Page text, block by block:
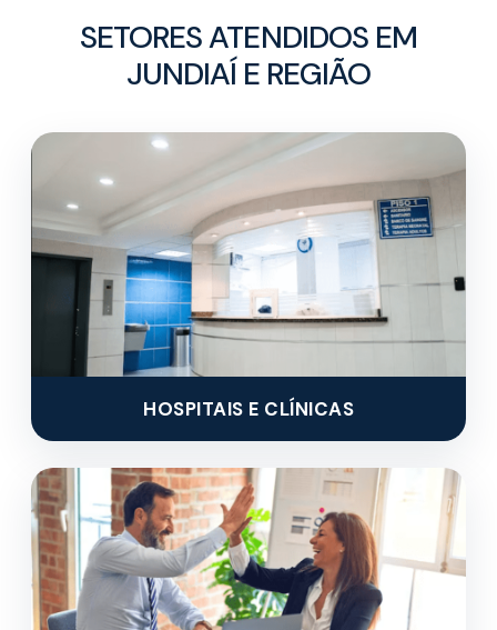
SETORES ATENDIDOS EM
JUNDIAÍ E REGIÃO
HOSPITAIS E CLÍNICAS